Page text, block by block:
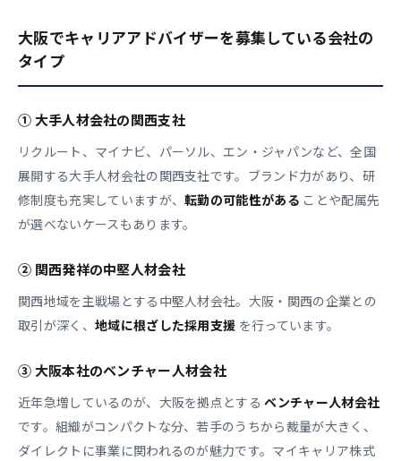
大阪でキャリアアドバイザーを募集している会社の
タイプ
① 大手人材会社の関西支社
リクルート、マイナビ、パーソル、エン・ジャパンなど、全国
展開する大手人材会社の関西支社です。ブランド力があり、研
修制度も充実していますが、転勤の可能性がある ことや配属先
が選べないケースもあります。
② 関西発祥の中堅人材会社
関西地域を主戦場とする中堅人材会社。大阪・関西の企業との
取引が深く、 地域に根ざした採用支援 を行っています。
③ 大阪本社のベンチャー人材会社
近年急増しているのが、大阪を拠点とするベンチャー人材会社
です。組織がコンパクトな分、若手のうちから裁量が大きく、
ダイレクトに事業に関われるのが魅力です。マイキャリア株式